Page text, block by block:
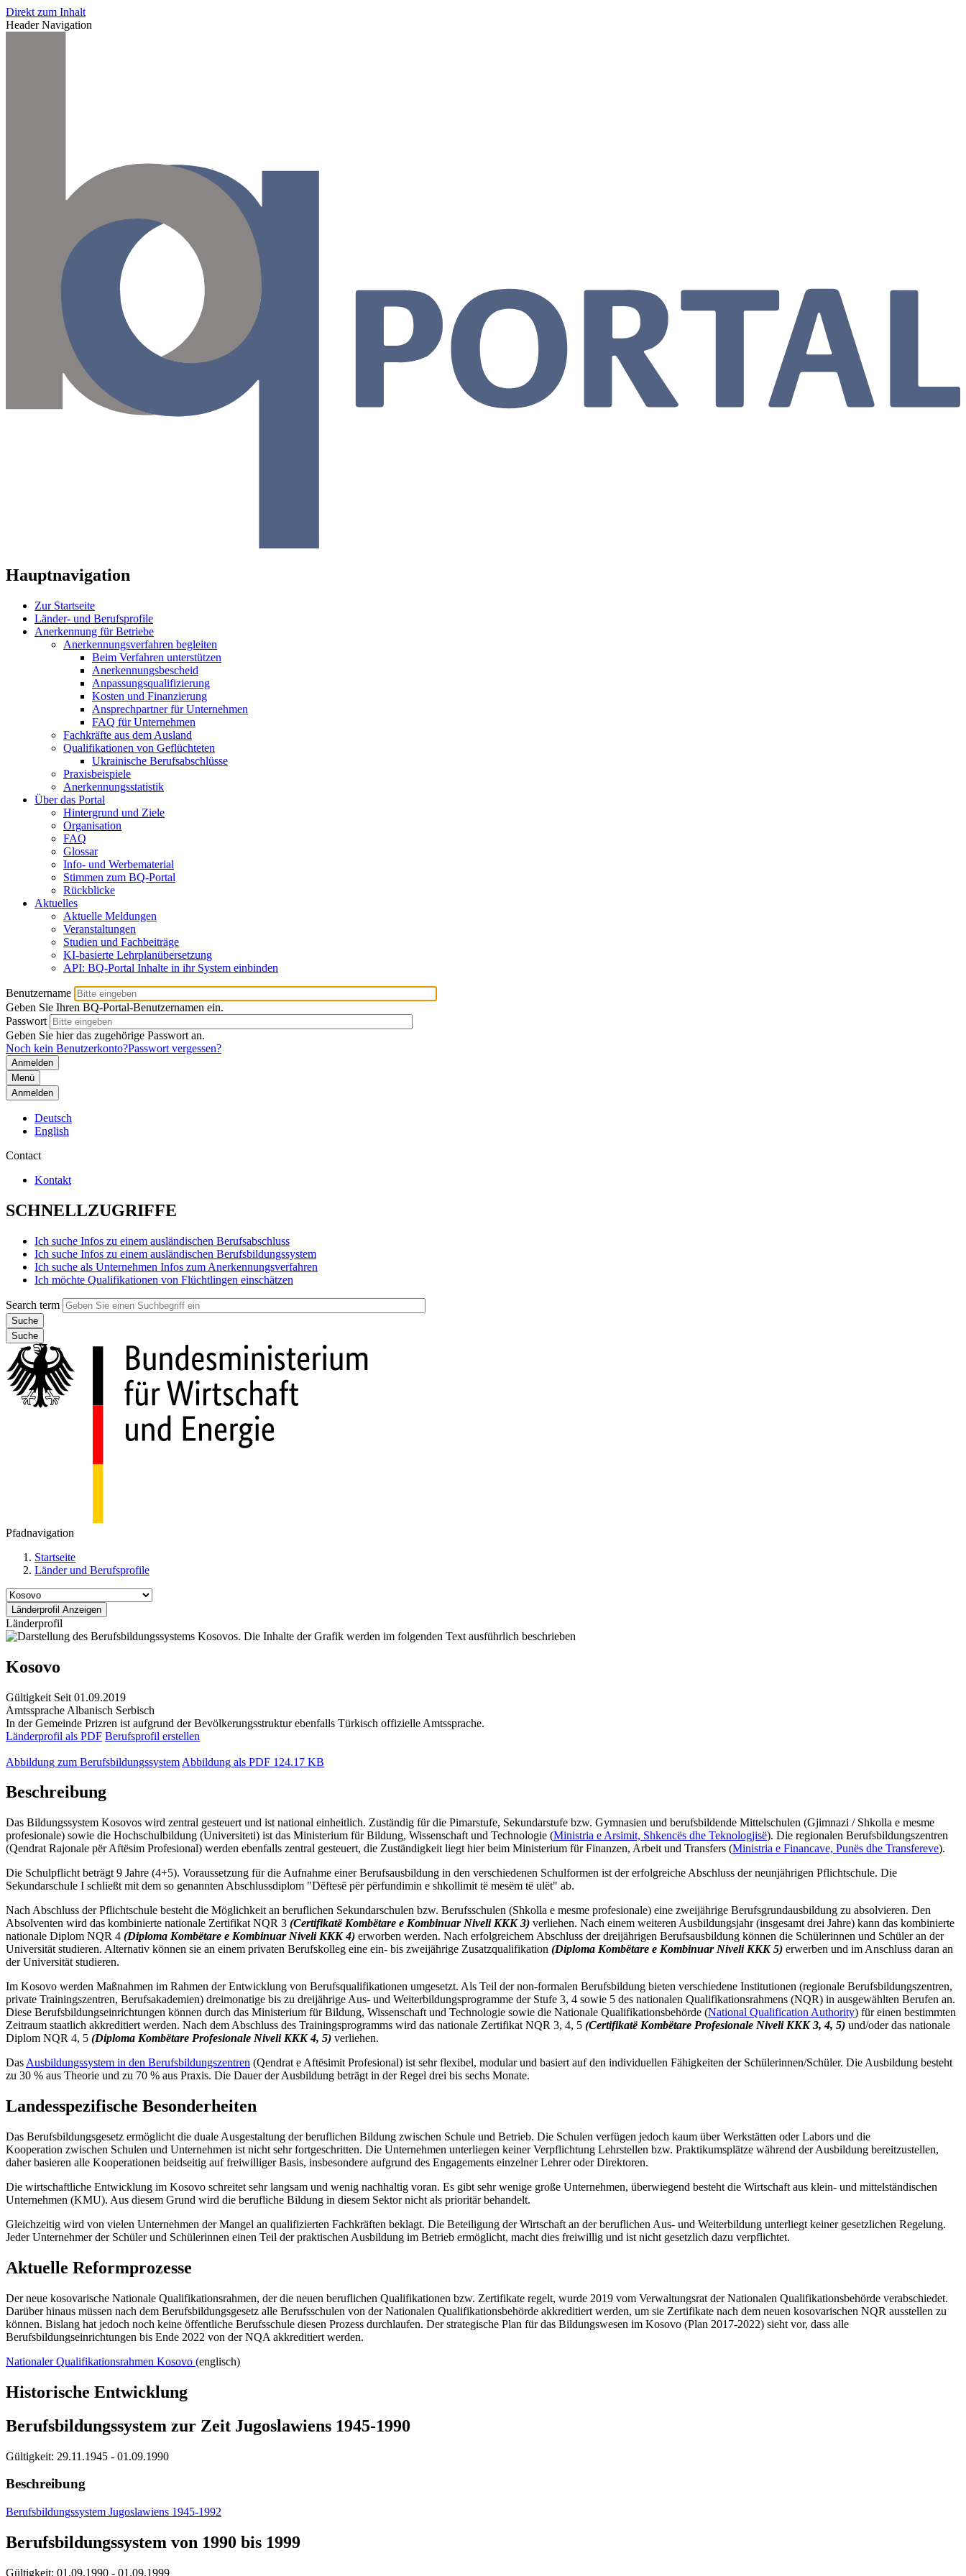
Direkt zum Inhalt
Header Navigation
Hauptnavigation
Zur Startseite
Länder- und Berufsprofile
Anerkennung für Betriebe
Anerkennungsverfahren begleiten
Beim Verfahren unterstützen
Anerkennungsbescheid
Anpassungsqualifizierung
Kosten und Finanzierung
Ansprechpartner für Unternehmen
FAQ für Unternehmen
Fachkräfte aus dem Ausland
Qualifikationen von Geflüchteten
Ukrainische Berufsabschlüsse
Praxisbeispiele
Anerkennungsstatistik
Über das Portal
Hintergrund und Ziele
Organisation
FAQ
Glossar
Info- und Werbematerial
Stimmen zum BQ-Portal
Rückblicke
Aktuelles
Aktuelle Meldungen
Veranstaltungen
Studien und Fachbeiträge
KI-basierte Lehrplanübersetzung
API: BQ-Portal Inhalte in ihr System einbinden
Benutzername
Geben Sie Ihren BQ-Portal-Benutzernamen ein.
Passwort
Geben Sie hier das zugehörige Passwort an.
Noch kein Benutzerkonto?Passwort vergessen?
Menü
Anmelden
Deutsch
English
Contact
Kontakt
SCHNELLZUGRIFFE
Ich suche Infos zu einem ausländischen Berufsabschluss
Ich suche Infos zu einem ausländischen Berufsbildungssystem
Ich suche als Unternehmen Infos zum Anerkennungsverfahren
Ich möchte Qualifikationen von Flüchtlingen einschätzen
Search term
Suche
Pfadnavigation
Startseite
Länder und Berufsprofile
Länderprofil
Kosovo
Gültigkeit Seit 01.09.2019
Amtssprache Albanisch Serbisch
In der Gemeinde Prizren ist aufgrund der Bevölkerungsstruktur ebenfalls Türkisch offizielle Amtssprache.
Länderprofil als PDF Berufsprofil erstellen
Abbildung zum Berufsbildungssystem Abbildung als PDF 124.17 KB
Beschreibung
Das Bildungssystem Kosovos wird zentral gesteuert und ist national einheitlich. Zuständig für die Pimarstufe, Sekundarstufe bzw. Gymnasien und berufsbildende Mittelschulen (Gjimnazi / Shkolla e mesme
profesionale) sowie die Hochschulbildung (Universiteti) ist das Ministerium für Bildung, Wissenschaft und Technologie (Ministria e Arsimit, Shkencës dhe Teknologjisë). Die regionalen Berufsbildungszentren
(Qendrat Rajonale për Aftësim Profesional) werden ebenfalls zentral gesteuert, die Zuständigkeit liegt hier beim Ministerium für Finanzen, Arbeit und Transfers (Ministria e Financave, Punës dhe Transfereve).
Die Schulpflicht beträgt 9 Jahre (4+5). Voraussetzung für die Aufnahme einer Berufsausbildung in den verschiedenen Schulformen ist der erfolgreiche Abschluss der neunjährigen Pflichtschule. Die
Sekundarschule I schließt mit dem so genannten Abschlussdiplom "Dëftesë për përfundimin e shkollimit të mesëm të ulët" ab.
Nach Abschluss der Pflichtschule besteht die Möglichkeit an beruflichen Sekundarschulen bzw. Berufsschulen (Shkolla e mesme profesionale) eine zweijährige Berufsgrundausbildung zu absolvieren. Den
Absolventen wird das kombinierte nationale Zertifikat NQR 3 (Certifikatë Kombëtare e Kombinuar Niveli KKK 3) verliehen. Nach einem weiteren Ausbildungsjahr (insgesamt drei Jahre) kann das kombinierte
nationale Diplom NQR 4 (Diploma Kombëtare e Kombinuar Niveli KKK 4) erworben werden. Nach erfolgreichem Abschluss der dreijährigen Berufsausbildung können die Schülerinnen und Schüler an der
Universität studieren. Alternativ können sie an einem privaten Berufskolleg eine ein- bis zweijährige Zusatzqualifikation (Diploma Kombëtare e Kombinuar Niveli KKK 5) erwerben und im Anschluss daran an
der Universität studieren.
Im Kosovo werden Maßnahmen im Rahmen der Entwicklung von Berufsqualifikationen umgesetzt. Als Teil der non-formalen Berufsbildung bieten verschiedene Institutionen (regionale Berufsbildungszentren,
private Trainingszentren, Berufsakademien) dreimonatige bis zu dreijährige Aus- und Weiterbildungsprogramme der Stufe 3, 4 sowie 5 des nationalen Qualifikationsrahmens (NQR) in ausgewählten Berufen an.
Diese Berufsbildungseinrichtungen können durch das Ministerium für Bildung, Wissenschaft und Technologie sowie die Nationale Qualifikationsbehörde (National Qualification Authority) für einen bestimmten
Zeitraum staatlich akkreditiert werden. Nach dem Abschluss des Trainingsprogramms wird das nationale Zertifikat NQR 3, 4, 5 (Certifikatë Kombëtare Profesionale Niveli KKK 3, 4, 5) und/oder das nationale
Diplom NQR 4, 5 (Diploma Kombëtare Profesionale Niveli KKK 4, 5) verliehen.
Das Ausbildungssystem in den Berufsbildungszentren (Qendrat e Aftësimit Profesional) ist sehr flexibel, modular und basiert auf den individuellen Fähigkeiten der Schülerinnen/Schüler. Die Ausbildung besteht
zu 30 % aus Theorie und zu 70 % aus Praxis. Die Dauer der Ausbildung beträgt in der Regel drei bis sechs Monate.
Landesspezifische Besonderheiten
Das Berufsbildungsgesetz ermöglicht die duale Ausgestaltung der beruflichen Bildung zwischen Schule und Betrieb. Die Schulen verfügen jedoch kaum über Werkstätten oder Labors und die
Kooperation zwischen Schulen und Unternehmen ist nicht sehr fortgeschritten. Die Unternehmen unterliegen keiner Verpflichtung Lehrstellen bzw. Praktikumsplätze während der Ausbildung bereitzustellen,
daher basieren alle Kooperationen beidseitig auf freiwilliger Basis, insbesondere aufgrund des Engagements einzelner Lehrer oder Direktoren.
Die wirtschaftliche Entwicklung im Kosovo schreitet sehr langsam und wenig nachhaltig voran. Es gibt sehr wenige große Unternehmen, überwiegend besteht die Wirtschaft aus klein- und mittelständischen
Unternehmen (KMU). Aus diesem Grund wird die berufliche Bildung in diesem Sektor nicht als prioritär behandelt.
Gleichzeitig wird von vielen Unternehmen der Mangel an qualifizierten Fachkräften beklagt. Die Beteiligung der Wirtschaft an der beruflichen Aus- und Weiterbildung unterliegt keiner gesetzlichen Regelung.
Jeder Unternehmer der Schüler und Schülerinnen einen Teil der praktischen Ausbildung im Betrieb ermöglicht, macht dies freiwillig und ist nicht gesetzlich dazu verpflichtet.
Aktuelle Reformprozesse
Der neue kosovarische Nationale Qualifikationsrahmen, der die neuen beruflichen Qualifikationen bzw. Zertifikate regelt, wurde 2019 vom Verwaltungsrat der Nationalen Qualifikationsbehörde verabschiedet.
Darüber hinaus müssen nach dem Berufsbildungsgesetz alle Berufsschulen von der Nationalen Qualifikationsbehörde akkreditiert werden, um sie Zertifikate nach dem neuen kosovarischen NQR ausstellen zu
können. Bislang hat jedoch noch keine öffentliche Berufsschule diesen Prozess durchlaufen. Der strategische Plan für das Bildungswesen im Kosovo (Plan 2017-2022) sieht vor, dass alle
Berufsbildungseinrichtungen bis Ende 2022 von der NQA akkreditiert werden.
Nationaler Qualifikationsrahmen Kosovo (englisch)
Historische Entwicklung
Berufsbildungssystem zur Zeit Jugoslawiens 1945-1990
Gültigkeit: 29.11.1945 - 01.09.1990
Beschreibung
Berufsbildungssystem Jugoslawiens 1945-1992
Berufsbildungssystem von 1990 bis 1999
Gültigkeit: 01.09.1990 - 01.09.1999